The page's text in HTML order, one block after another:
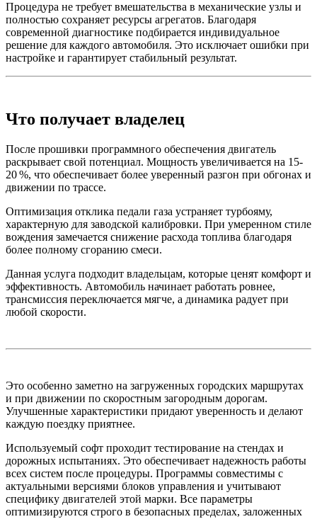
Процедура не требует вмешательства в механические узлы и
полностью сохраняет ресурсы агрегатов. Благодаря
современной диагностике подбирается индивидуальное
решение для каждого автомобиля. Это исключает ошибки при
настройке и гарантирует стабильный результат.
Что получает владелец
После прошивки программного обеспечения двигатель
раскрывает свой потенциал. Мощность увеличивается на 15-
20 %, что обеспечивает более уверенный разгон при обгонах и
движении по трассе.
Оптимизация отклика педали газа устраняет турбояму,
характерную для заводской калибровки. При умеренном стиле
вождения замечается снижение расхода топлива благодаря
более полному сгоранию смеси.
Данная услуга подходит владельцам, которые ценят комфорт и
эффективность. Автомобиль начинает работать ровнее,
трансмиссия переключается мягче, а динамика радует при
любой скорости.
Это особенно заметно на загруженных городских маршрутах
и при движении по скоростным загородным дорогам.
Улучшенные характеристики придают уверенность и делают
каждую поездку приятнее.
Используемый софт проходит тестирование на стендах и
дорожных испытаниях. Это обеспечивает надежность работы
всех систем после процедуры. Программы совместимы с
актуальными версиями блоков управления и учитывают
специфику двигателей этой марки. Все параметры
оптимизируются строго в безопасных пределах, заложенных